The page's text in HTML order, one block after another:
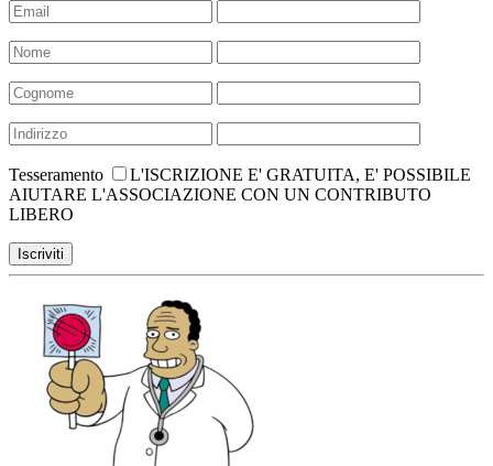
Tesseramento
L'ISCRIZIONE E' GRATUITA, E' POSSIBILE
AIUTARE L'ASSOCIAZIONE CON UN CONTRIBUTO
LIBERO